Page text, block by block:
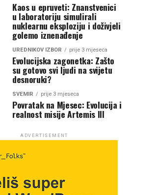
Kaos u epruveti: Znanstvenici
u laboratoriju simulirali
nuklearnu eksploziju i doživjeli
golemo iznenađenje
UREDNIKOV IZBOR prije 3 mjeseca
Evolucijska zagonetka: Zašto
su gotovo svi ljudi na svijetu
desnoruki?
SVEMIR prije 3 mjeseca
Povratak na Mjesec: Evolucija i
realnost misije Artemis III
ADVERTISEMENT